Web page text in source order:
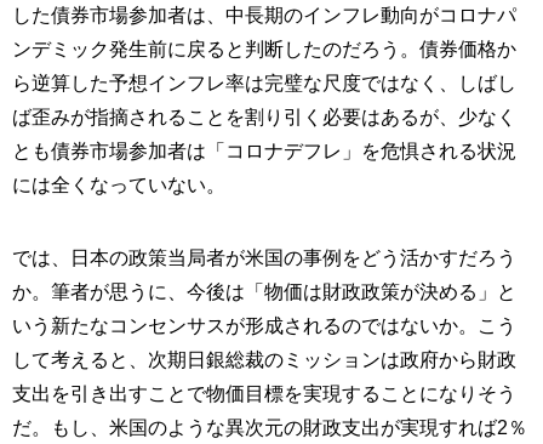
した債券市場参加者は、中長期のインフレ動向がコロナパ
ンデミック発生前に戻ると判断したのだろう。債券価格か
ら逆算した予想インフレ率は完璧な尺度ではなく、しばし
ば歪みが指摘されることを割り引く必要はあるが、少なく
とも債券市場参加者は「コロナデフレ」を危惧される状況
には全くなっていない。
では、日本の政策当局者が米国の事例をどう活かすだろう
か。筆者が思うに、今後は「物価は財政政策が決める」と
いう新たなコンセンサスが形成されるのではないか。こう
して考えると、次期日銀総裁のミッションは政府から財政
支出を引き出すことで物価目標を実現することになりそう
だ。もし、米国のような異次元の財政支出が実現すれば2％